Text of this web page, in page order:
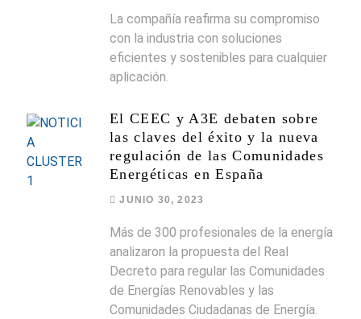
La compañía reafirma su compromiso
con la industria con soluciones
eficientes y sostenibles para cualquier
aplicación.
El CEEC y A3E debaten sobre
las claves del éxito y la nueva
regulación de las Comunidades
Energéticas en España
JUNIO 30, 2023
Más de 300 profesionales de la energía
analizaron la propuesta del Real
Decreto para regular las Comunidades
de Energías Renovables y las
Comunidades Ciudadanas de Energía.